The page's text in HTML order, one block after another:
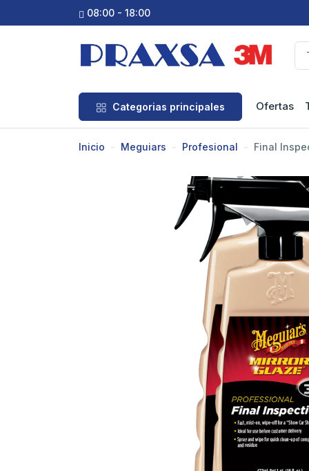
08:00 - 18:00
Categorias principales Ofertas
Inicio Meguiars Profesional Final